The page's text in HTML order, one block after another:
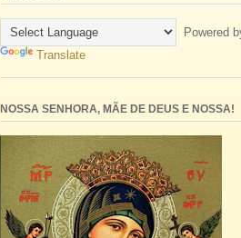
Powered
Translate
NOSSA SENHORA, MÃE DE DEUS E NOSSA!